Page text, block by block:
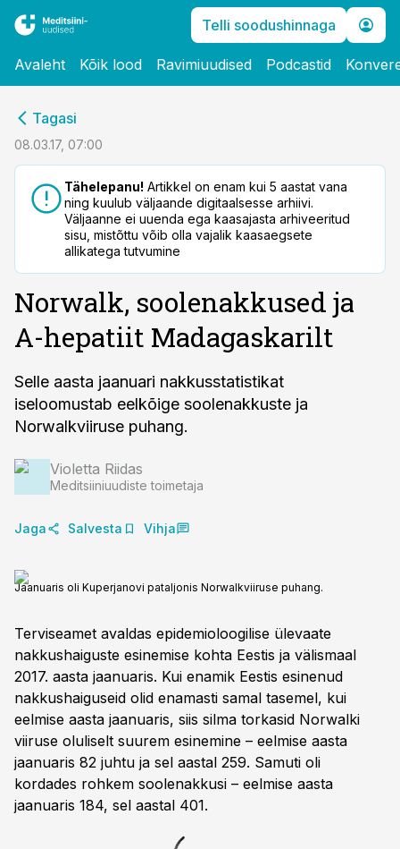
Telli soodushinnaga
Avaleht Kõik lood Ravimiuudised Podcastid
Tagasi
08.03.17, 07:00
Tähelepanu! Artikkel on enam kui 5 aastat vana
ning kuulub väljaande digitaalsesse arhiivi.
Väljaanne ei uuenda ega kaasajasta arhiveeritud
sisu, mistõttu võib olla vajalik kaasaegsete
allikatega tutvumine
Norwalk, soolenakkused ja
A-hepatiit Madagaskarilt
Selle aasta jaanuari nakkusstatistikat
iseloomustab eelkõige soolenakkuste ja
Norwalkviiruse puhang.
Violetta Riidas
Meditsiiniuudiste toimetaja
Jaga Salvesta Vihja
Jaanuaris oli Kuperjanovi pataljonis Norwalkviiruse puhang.
Terviseamet avaldas epidemioloogilise ülevaate
nakkushaiguste esinemise kohta Eestis ja välismaal
2017. aasta jaanuaris. Kui enamik Eestis esinenud
nakkushaiguseid olid enamasti samal tasemel, kui
eelmise aasta jaanuaris, siis silma torkasid Norwalki
viiruse oluliselt suurem esinemine – eelmise aasta
jaanuaris 82 juhtu ja sel aastal 259. Samuti oli
kordades rohkem soolenakkusi – eelmise aasta
jaanuaris 184, sel aastal 401.